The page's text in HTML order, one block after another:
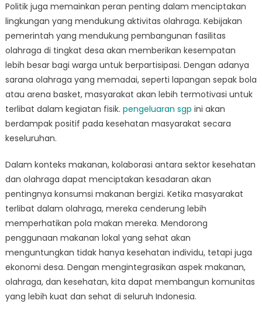
Politik juga memainkan peran penting dalam menciptakan
lingkungan yang mendukung aktivitas olahraga. Kebijakan
pemerintah yang mendukung pembangunan fasilitas
olahraga di tingkat desa akan memberikan kesempatan
lebih besar bagi warga untuk berpartisipasi. Dengan adanya
sarana olahraga yang memadai, seperti lapangan sepak bola
atau arena basket, masyarakat akan lebih termotivasi untuk
terlibat dalam kegiatan fisik. pengeluaran sgp ini akan
berdampak positif pada kesehatan masyarakat secara
keseluruhan.
Dalam konteks makanan, kolaborasi antara sektor kesehatan
dan olahraga dapat menciptakan kesadaran akan
pentingnya konsumsi makanan bergizi. Ketika masyarakat
terlibat dalam olahraga, mereka cenderung lebih
memperhatikan pola makan mereka. Mendorong
penggunaan makanan lokal yang sehat akan
menguntungkan tidak hanya kesehatan individu, tetapi juga
ekonomi desa. Dengan mengintegrasikan aspek makanan,
olahraga, dan kesehatan, kita dapat membangun komunitas
yang lebih kuat dan sehat di seluruh Indonesia.